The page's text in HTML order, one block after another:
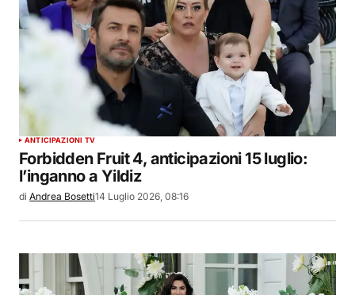
ANTICIPAZIONI TV
Forbidden Fruit 4, anticipazioni 15 luglio:
l’inganno a Yildiz
di Andrea Bosetti14 Luglio 2026, 08:16